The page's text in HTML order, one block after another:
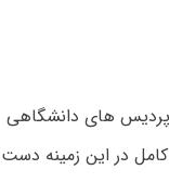
های دانشگاهی
در این زمینه دست